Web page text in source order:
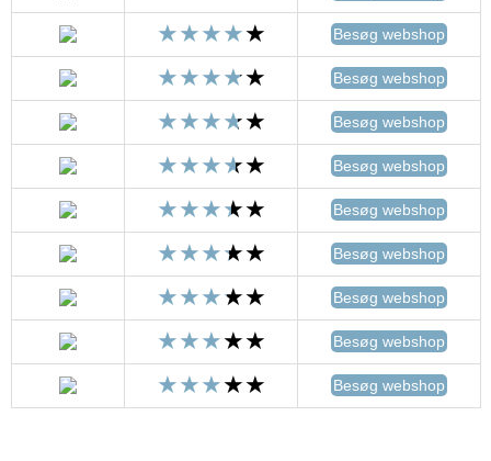
Besøg webshop
Besøg webshop
Besøg webshop
Besøg webshop
Besøg webshop
Besøg webshop
Besøg webshop
Besøg webshop
Besøg webshop